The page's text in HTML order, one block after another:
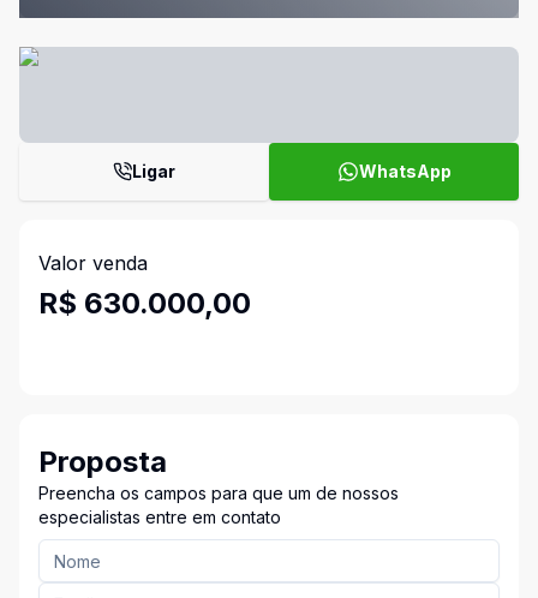
Ligar WhatsApp
Valor venda
R$ 630.000,00
Proposta
Preencha os campos para que um de nossos
especialistas entre em contato